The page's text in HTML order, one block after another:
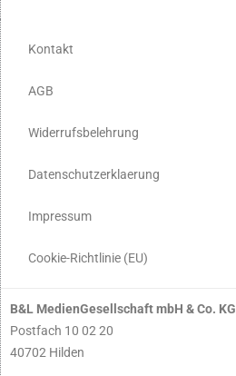
Kontakt
AGB
Widerrufsbelehrung
Datenschutzerklaerung
Impressum
Cookie-Richtlinie (EU)
B&L MedienGesellschaft mbH & Co. KG
Postfach 10 02 20
40702 Hilden